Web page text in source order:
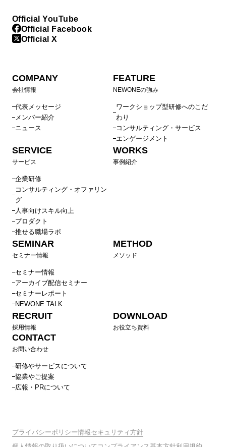
Official YouTube
Official Facebook
Official X
COMPANY
会社情報
代表メッセージ
メンバー紹介
ニュース
FEATURE
NEWONEの強み
ワークショップ型研修へのこだ
わり
コンサルティング・サービス
エンゲージメント
SERVICE
サービス
企業研修
コンサルティング・オファリン
グ
人事向けスキル向上
プロダクト
推せる職場ラボ
WORKS
事例紹介
SEMINAR
セミナー情報
セミナー情報
アーカイブ配信セミナー
セミナーレポート
NEWONE TALK
METHOD
メソッド
RECRUIT
採用情報
DOWNLOAD
お役立ち資料
CONTACT
お問い合わせ
研修やサービスについて
協業やご提案
広報・PRについて
プライバシーポリシー情報セキュリティ方針